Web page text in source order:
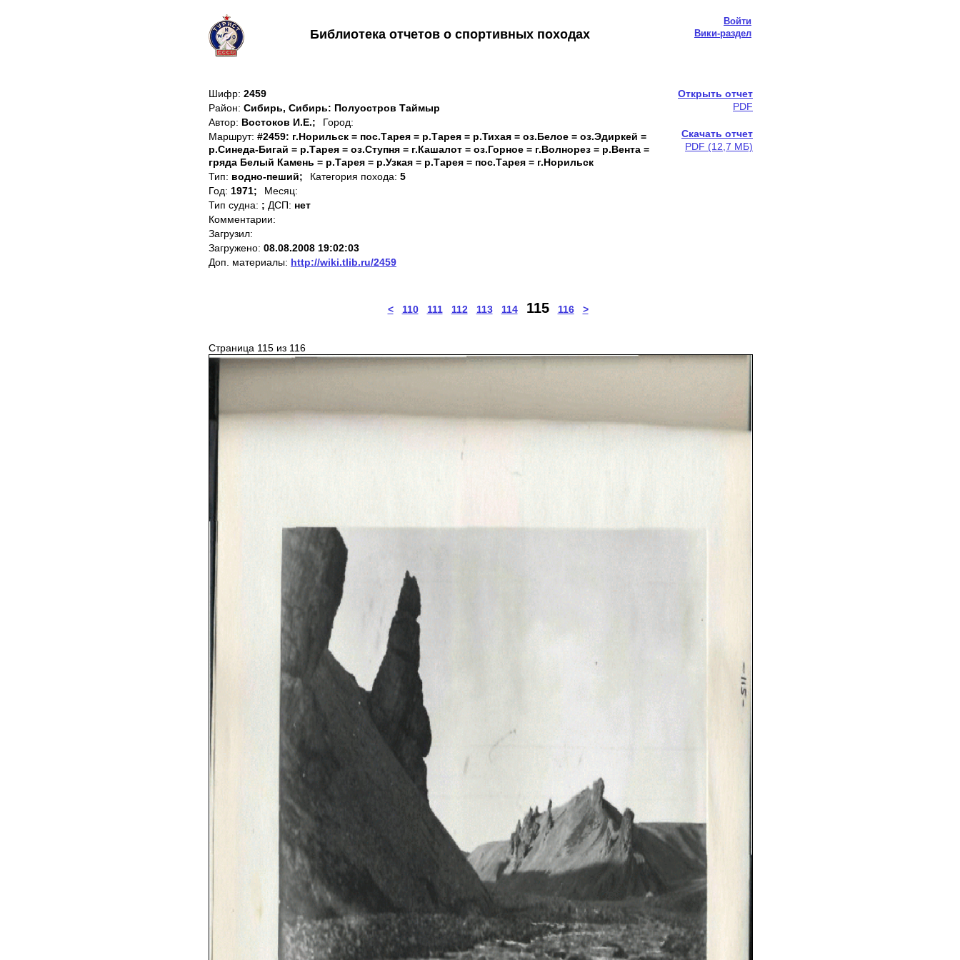
Войти
Библиотека отчетов о спортивных походах Вики-раздел
Шифр: 2459
Район: Сибирь, Сибирь: Полуостров Таймыр
Автор: Востоков И.Е.;
Город:
Маршрут: #2459: г.Норильск = пос.Тарея = р.Тарея = р.Тихая = оз.Белое = оз.Эдиркей =
р.Синеда-Бигай = р.Тарея = оз.Ступня = г.Кашалот = оз.Горное = г.Волнорез = р.Вента =
гряда Белый Камень = р.Тарея = р.Узкая = р.Тарея = пос.Тарея = г.Норильск
Тип: водно-пеший; Категория похода: 5
Год: 1971;
Месяц:
Тип судна: ; ДСП: нет
Комментарии:
Загрузил:
Загружено: 08.08.2008 19:02:03
Доп. материалы: http://wiki.tlib.ru/2459
Открыть отчет
PDF
Скачать отчет
PDF (12,7 МБ)
< 110 111 112 113 114 115 116 >
Страница 115 из 116